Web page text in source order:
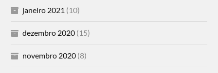
janeiro 2021 (10)
dezembro 2020 (15)
novembro 2020 (8)